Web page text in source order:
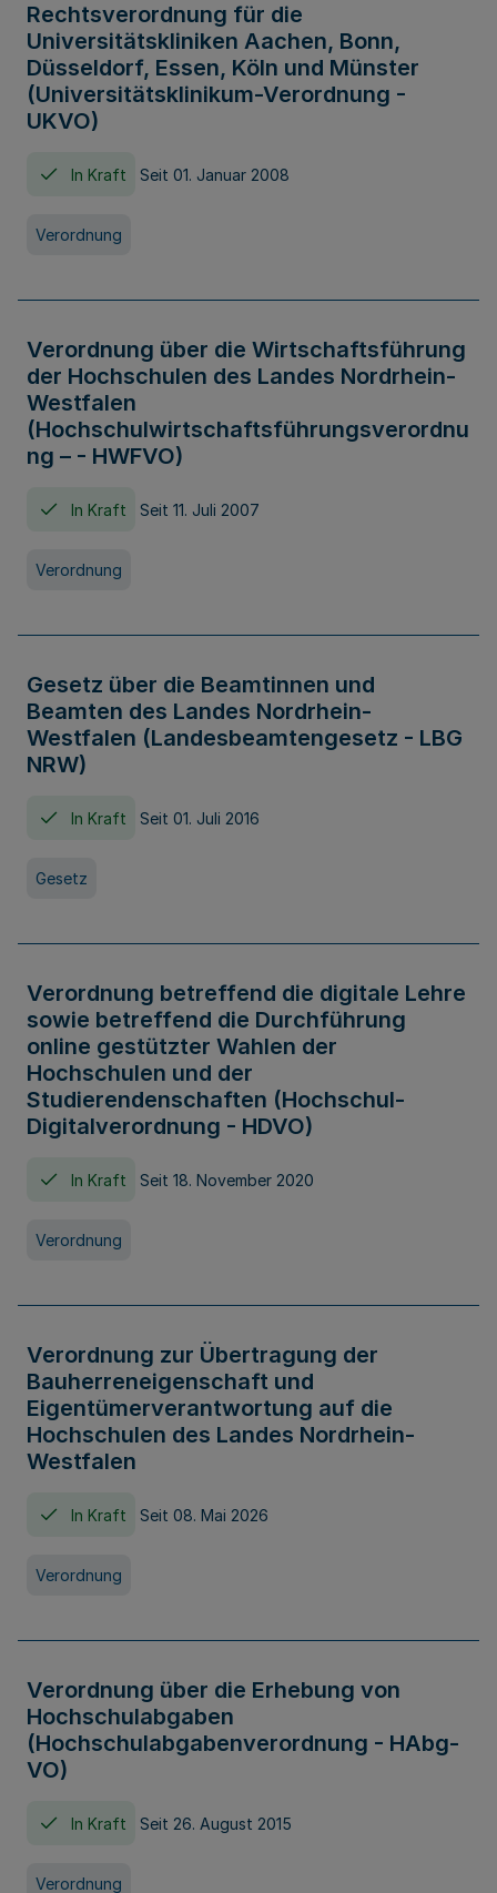
Rechtsverordnung für die
Universitätskliniken Aachen, Bonn,
Düsseldorf, Essen, Köln und Münster
(Universitätsklinikum-Verordnung -
UKVO)
In Kraft Seit 01. Januar 2008
Verordnung
Verordnung über die Wirtschaftsführung
der Hochschulen des Landes Nordrhein-
Westfalen
(Hochschulwirtschaftsführungsverordnu
ng – - HWFVO)
In Kraft Seit 11. Juli 2007
Verordnung
Gesetz über die Beamtinnen und
Beamten des Landes Nordrhein-
Westfalen (Landesbeamtengesetz - LBG
NRW)
In Kraft Seit 01. Juli 2016
Gesetz
Verordnung betreffend die digitale Lehre
sowie betreffend die Durchführung
online gestützter Wahlen der
Hochschulen und der
Studierendenschaften (Hochschul-
Digitalverordnung - HDVO)
In Kraft Seit 18. November 2020
Verordnung
Verordnung zur Übertragung der
Bauherreneigenschaft und
Eigentümerverantwortung auf die
Hochschulen des Landes Nordrhein-
Westfalen
In Kraft Seit 08. Mai 2026
Verordnung
Verordnung über die Erhebung von
Hochschulabgaben
(Hochschulabgabenverordnung - HAbg-
VO)
In Kraft Seit 26. August 2015
Verordnung